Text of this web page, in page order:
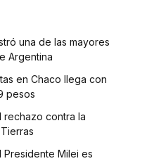
una de las mayores
Argentina
en Chaco llega con
pesos
rechazo contra la
Presidente Milei es